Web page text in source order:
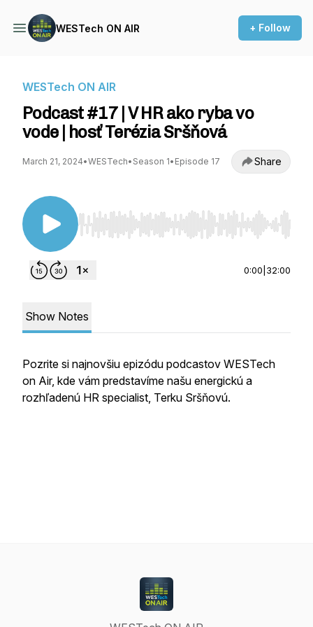
WESTech ON AIR + Follow
WESTech ON AIR
Podcast #17 | V HR ako ryba vo
vode | hosť Terézia Sršňová
March 21, 2024•WESTech• Season 1• Episode 17 Share
Use Left/Right to seek, Home/End to jump to
0:00 32:00
Show Notes
Pozrite si najnovšiu epizódu podcastov WESTech
on Air, kde vám predstavíme našu energickú a
rozhľadenú HR specialist, Terku Sršňovú.